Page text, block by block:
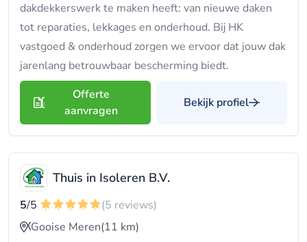
dakdekkerswerk te maken heeft: van nieuwe daken
tot reparaties, lekkages en onderhoud. Bij HK
vastgoed & onderhoud zorgen we ervoor dat jouw dak
jarenlang betrouwbaar bescherming biedt.
Offerte
aanvragen
Bekijk profiel
Thuis in Isoleren B.V.
5/5
(5 reviews)
Gooise Meren(11 km)